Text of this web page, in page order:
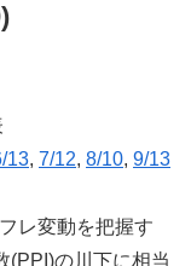
13, 7/12, 8/10, 9/13
レ変動を把握す
(PPI)の川下に相当